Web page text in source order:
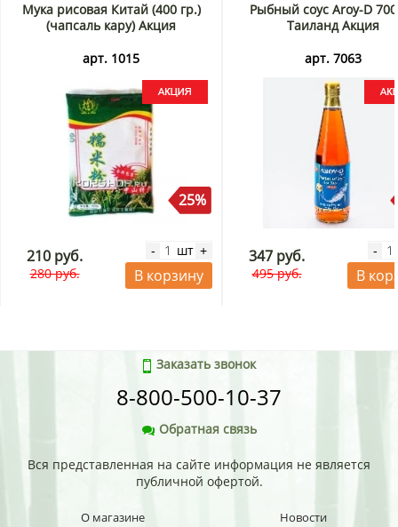
Мука рисовая Китай (400 гр.)
(чапсаль кару) Акция
арт. 1015
25%
210 руб.
280 руб.
- шт +
В корзину
Рыбный соус Aroy-D
Таиланд Акция
арт. 7063
347 руб.
495 руб.
-
В
Заказать звонок
8-800-500-10-37
Обратная связь
Вся представленная на сайте информация не является
публичной офертой.
О магазине
Новости